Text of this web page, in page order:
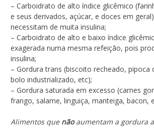
– Carboidrato de alto índice glicêmico
e seus derivados, açúcar, e doces em
necessitam de muita insulina;
– Carboidrato de alto e baixo índice
exagerada numa mesma refeição, pois
insulina;
– Gordura trans (biscoito recheado, pipoca
bolo industrializado, etc);
– Gordura saturada em excesso (carnes
frango, salame, linguiça, manteiga, bacon,
Alimentos que nãoaumentam a gordura